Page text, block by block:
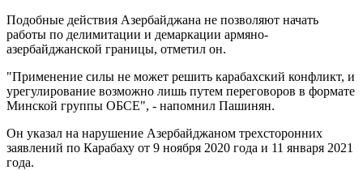
Подобные действия Азербайджана не позволяют начать
работы по делимитации и демаркации армяно-
азербайджанской границы, отметил он.
"Применение силы не может решить карабахский конфликт, и
урегулирование возможно лишь путем переговоров в формате
Минской группы ОБСЕ", - напомнил Пашинян.
Он указал на нарушение Азербайджаном трехсторонних
заявлений по Карабаху от 9 ноября 2020 года и 11 января 2021
года.